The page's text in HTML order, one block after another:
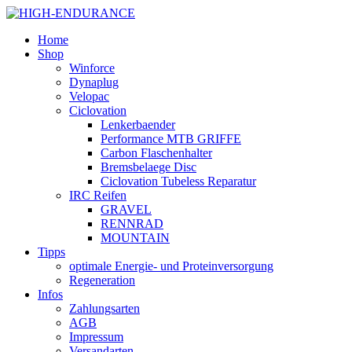
Home
Shop
Winforce
Dynaplug
Velopac
Ciclovation
Lenkerbaender
Performance MTB GRIFFE
Carbon Flaschenhalter
Bremsbelaege Disc
Ciclovation Tubeless Reparatur
IRC Reifen
GRAVEL
RENNRAD
MOUNTAIN
Tipps
optimale Energie- und Proteinversorgung
Regeneration
Infos
Zahlungsarten
AGB
Impressum